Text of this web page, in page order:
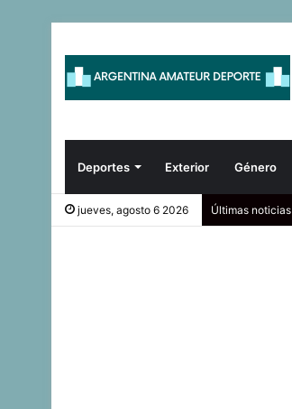
Deportes Exterior Género
jueves, agosto 6 2026 Últimas noticias